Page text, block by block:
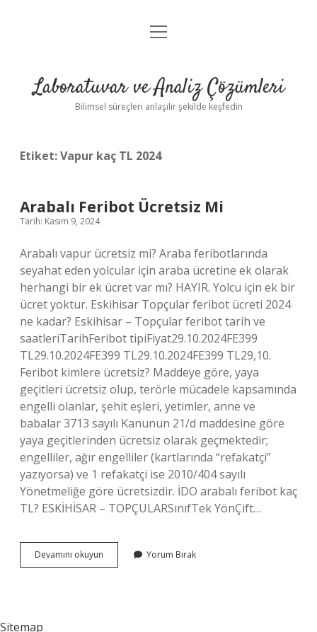
Anasayfa
Yasal Uyarı
menüyü
Laboratuvar ve Analiz Çözümleri
Bilimsel süreçleri anlaşılır şekilde keşfedin
Etiket:Vapur kaç TL 2024
Arabalı Feribot Ücretsiz Mi
Tarih: Kasım 9, 2024
Arabalı vapur ücretsiz mi? Araba feribotlarında
seyahat eden yolcular için araba ücretine ek olarak
herhangi bir ek ücret var mı? HAYIR. Yolcu için ek bir
ücret yoktur. Eskihisar Topçular feribot ücreti 2024
ne kadar? Eskihisar – Topçular feribot tarih ve
saatleriTarihFeribot tipiFiyat29.10.2024FE399
TL29.10.2024FE399 TL29.10.2024FE399 TL29,10.
Feribot kimlere ücretsiz? Maddeye göre, yaya
geçitleri ücretsiz olup, terörle mücadele kapsamında
engelli olanlar, şehit eşleri, yetimler, anne ve
babalar 3713 sayılı Kanunun 21/d maddesine göre
yaya geçitlerinden ücretsiz olarak geçmektedir;
engelliler, ağır engelliler (kartlarında “refakatçi”
yazıyorsa) ve 1 refakatçi ise 2010/404 sayılı
Yönetmeliğe göre ücretsizdir. İDO arabalı feribot kaç
TL? ESKİHİSAR – TOPÇULARSınıfTek YönÇift…
Devamını okuyun
Feribot
Yorum Bırak
Sitemap